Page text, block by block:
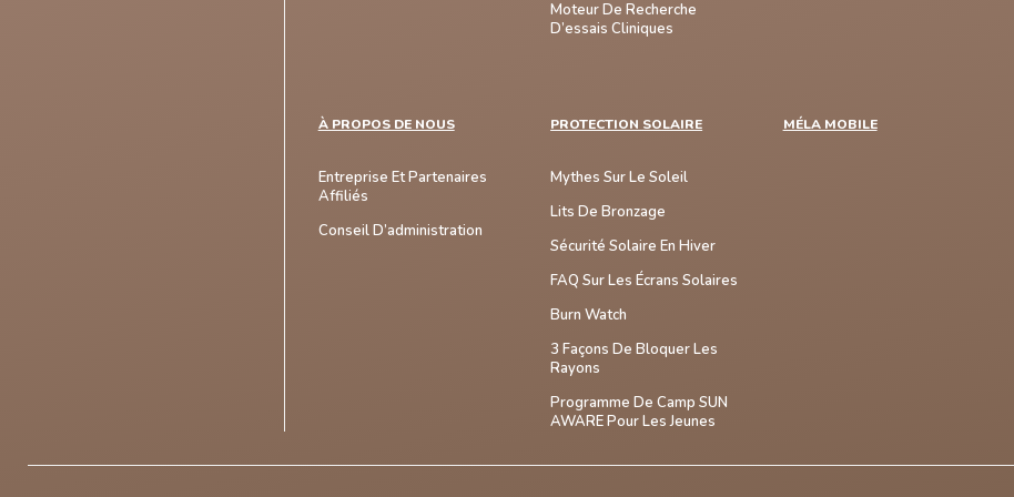
Moteur De Recherche
D’essais Cliniques
À PROPOS DE NOUS
Entreprise Et Partenaires
Affiliés
Conseil D’administration
PROTECTION SOLAIRE
Mythes Sur Le Soleil
Lits De Bronzage
Sécurité Solaire En Hiver
FAQ Sur Les Écrans Solaires
Burn Watch
3 Façons De Bloquer Les
Rayons
Programme De Camp SUN
AWARE Pour Les Jeunes
MÉLA MOBILE